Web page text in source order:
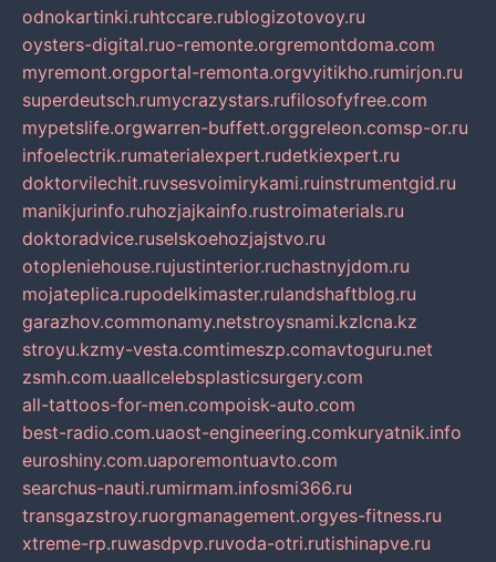
odnokartinki.ruhtccare.rublogizotovoy.ru
oysters-digital.ruo-remonte.orgremontdoma.com
myremont.orgportal-remonta.orgvyitikho.rumirjon.ru
superdeutsch.rumycrazystars.rufilosofyfree.com
mypetslife.orgwarren-buffett.orggreleon.comsp-or.ru
infoelectrik.rumaterialexpert.rudetkiexpert.ru
doktorvilechit.ruvsesvoimirykami.ruinstrumentgid.ru
manikjurinfo.ruhozjajkainfo.rustroimaterials.ru
doktoradvice.ruselskoehozjajstvo.ru
otopleniehouse.rujustinterior.ruchastnyjdom.ru
mojateplica.rupodelkimaster.rulandshaftblog.ru
garazhov.commonamy.netstroysnami.kzlcna.kz
stroyu.kzmy-vesta.comtimeszp.comavtoguru.net
zsmh.com.uaallcelebsplasticsurgery.com
all-tattoos-for-men.compoisk-auto.com
best-radio.com.uaost-engineering.comkuryatnik.info
euroshiny.com.uaporemontuavto.com
searchus-nauti.rumirmam.infosmi366.ru
transgazstroy.ruorgmanagement.orgyes-fitness.ru
xtreme-rp.ruwasdpvp.ruvoda-otri.rutishinapve.ru